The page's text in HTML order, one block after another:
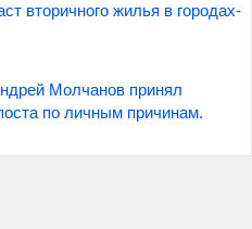
вторичного жилья в городах-
Молчанов принял
по личным причинам.